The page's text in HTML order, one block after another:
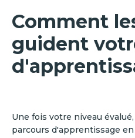
Comment
guident
Une fois votre niveau
parcours d'apprentissage